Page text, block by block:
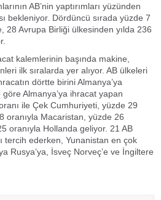
AB’nin yaptırımları yüzünden
bekleniyor. Dördüncü sırada yüzde 7
28 Avrupa Birliği ülkesinden yılda 236
kalemlerinin başında makine,
ilk sıralarda yer alıyor. AB ülkeleri
dörtte birini Almanya’ya
Almanya’ya ihracat yapan
ile Çek Cumhuriyeti, yüzde 29
oranıyla Macaristan, yüzde 26
oranıyla Hollanda geliyor. 21 AB
tercih ederken, Yunanistan en çok
Rusya’ya, İsveç Norveç’e ve İngiltere